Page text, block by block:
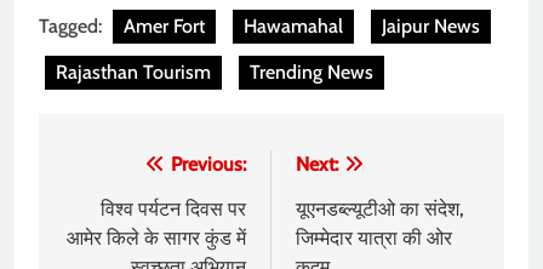
Tagged: Amer Fort Hawamahal
Jaipur News
Rajasthan Tourism
Trending News
navigation
Previous:
विश्व पर्यटन दिवस पर
आमेर किले के सागर कुंड में
Next:
यूएनडब्ल्यूटीओ का संदेश,
जिम्मेदार यात्रा की ओर